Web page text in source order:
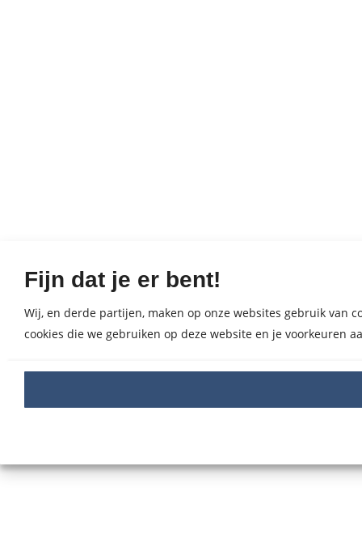
Fijn dat je er bent!
Wij, en derde partijen, maken op onze websites gebruik van
cookies die we gebruiken op deze website en je voorkeuren